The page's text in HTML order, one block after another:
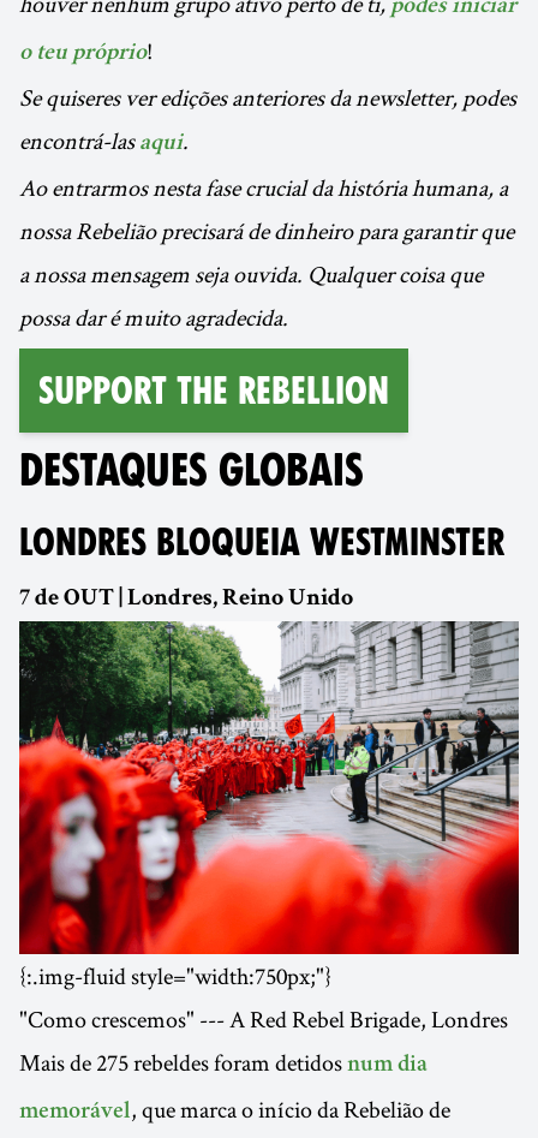
podes iniciar
o teu próprio!
Se quiseres ver edições anteriores da newsletter, podes
encontrá-las aqui.
Ao entrarmos nesta fase crucial da história humana, a
nossa Rebelião precisará de dinheiro para garantir que
a nossa mensagem seja ouvida. Qualquer coisa que
possa dar é muito agradecida.
Support the Rebellion
DESTAQUES GLOBAIS
LONDRES BLOQUEIA WESTMINSTER
7 de OUT | Londres, Reino Unido
{:.img-fluid style="width:750px;"}
"Como crescemos" --- A Red Rebel Brigade, Londres
Mais de 275 rebeldes foram detidos num dia
memorável, que marca o início da Rebelião de